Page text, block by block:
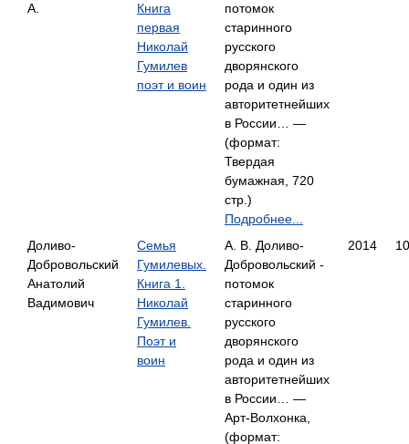
А.
Книга
первая
Николай
Гумилев
поэт и воин
потомок
старинного
русского
дворянского
рода и один из
авторитетнейших
в России… —
(формат:
Твердая
бумажная, 720
стр.)
Подробнее...
Доливо-
Добровольский
Анатолий
Вадимович
Семья
Гумилевых.
Книга 1.
Николай
Гумилев.
Поэт и
воин
А. В. Доливо-
Добровольский -
потомок
старинного
русского
дворянского
рода и один из
авторитетнейших
в России… —
Арт-Волхонка,
(формат:
2014